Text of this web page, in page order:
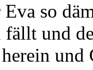
so
fällt und